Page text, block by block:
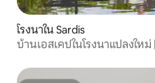
โรงนาใน Sardis
บ้านเอสเคปในโรงนาแปลงให